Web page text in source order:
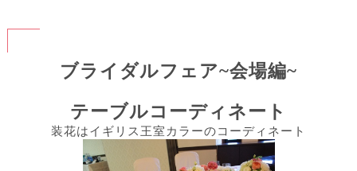
ブライダルフェア~会場編~
テーブルコーディネート
装花はイギリス王室カラーのコーディネート